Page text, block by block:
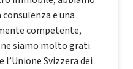
e una
competente,
siamo molto grati.
Svizzera dei